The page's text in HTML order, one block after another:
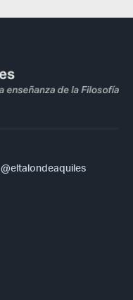
@eltalondeaquiles